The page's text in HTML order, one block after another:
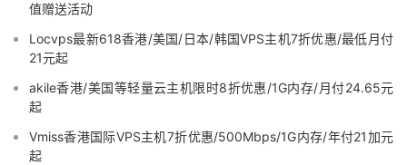
值赠送活动
Locvps最新618香港/美国/日本/韩国VPS主机7折优惠/最低月付
21元起
akile香港/美国等轻量云主机限时8折优惠/1G内存/月付24.65元
起
Vmiss香港国际VPS主机7折优惠/500Mbps/1G内存/年付21加元
起